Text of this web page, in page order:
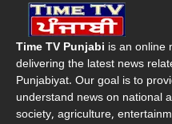
Time TV Punjabi is an online
delivering the latest news
Punjabiyat. Our goal is to
understand news on national
society, agriculture,